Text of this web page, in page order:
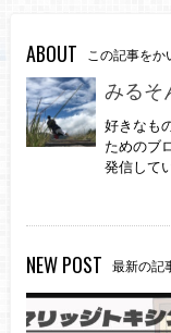
ABOUT この記事をか
みるそ
好きなも
ためのブ
発信して
NEW POST 最新の記